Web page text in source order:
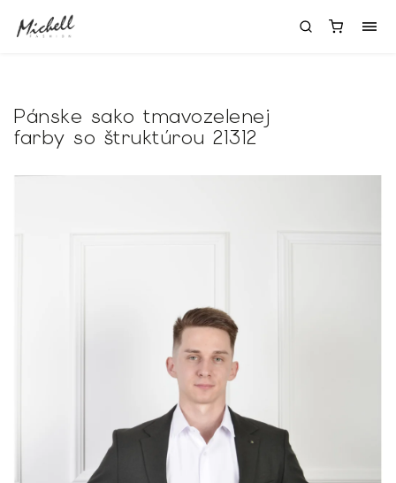
Pánske sako tmavozelenej
farby so štruktúrou 21312